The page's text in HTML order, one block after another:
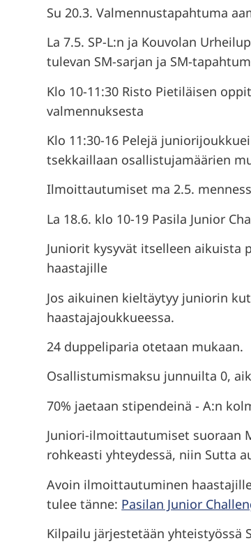
Su 20.3. Valmennustapahtuma
La 7.5. SP-L:n ja Kouvolan
tulevan SM-sarjan ja SM-
Klo 10-11:30 Risto Pietiläisen
valmennuksesta
Klo 11:30-16 Pelejä
tsekkaillaan osallistujamäärien
Ilmoittautumiset ma 2.5.
La 18.6. klo 10-19 Pasila Junior
Juniorit kysyvät itselleen aikuista
haastajille
Jos aikuinen kieltäytyy juniorin
haastajajoukkueessa.
24 duppeliparia otetaan mukaan.
Osallistumismaksu junnuilta 0,
70% jaetaan stipendeinä - A:n
Juniori-ilmoittautumiset suoraan
rohkeasti yhteydessä, niin Sutta
Avoin ilmoittautuminen
tulee tänne: Pasilan Junior
Kilpailu järjestetään yhteistyössä